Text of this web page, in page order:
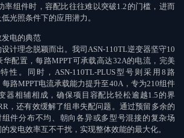
率组件时，容配比往往难以突破1.2 的门槛，进而
光照条件下的应用潜力。
电的典范
计理念脱颖而出。我司 ASN-110TL逆变器坚守10
华配置，每路MPPT可承载高达32A的电流，完美
性。同时， ASN-110TL-PLUS型号则采用 8 路
每路MPPT电流承载能力提升至40A，专为210组件
器相辅相成，确保项目容配比轻松逾越1.5 的界
，还有效缓解了组串失配问题。通过预留多余的
件分布不均、朝向各异或多型号混接的复杂场
发电效率互不干扰，实现整体效能的最大化。